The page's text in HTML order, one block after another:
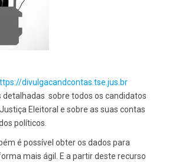
://divulgacandcontas.tse.jus.br
sobre todos os candidatos
Eleitoral e sobre as suas contas
políticos.
é possível obter os dados para
mais ágil. E a partir deste recurso